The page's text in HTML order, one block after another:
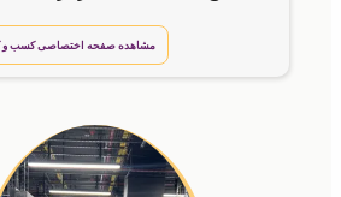
مشاهده صفحه اختصاصی کسب و